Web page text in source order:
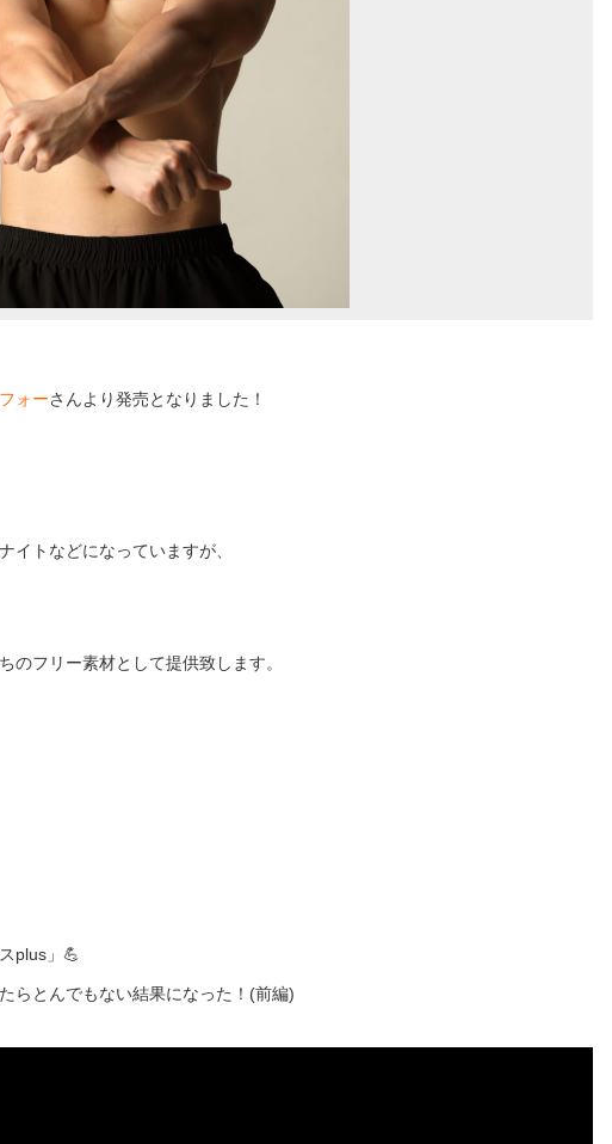
ォーさんより発売となりました！
イトなどになっていますが、
のフリー素材として提供致します。
plus」💪
らとんでもない結果になった！(前編)